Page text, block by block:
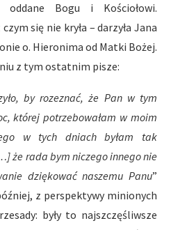
oddane Bogu i Kościołowi.
się nie kryła – darzyła Jana
o. Hieronima od Matki Bożej.
z tym ostatnim pisze:
by rozeznać, że Pan w tym
której potrzebowałam w moim
w tych dniach byłam tak
że rada bym niczego innego nie
dziękować naszemu Panu”
z perspektywy minionych
były to najszczęśliwsze